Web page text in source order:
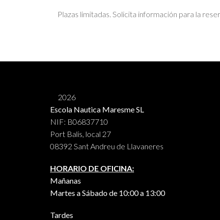
Plazas limitadas. Solicita información para la
2026
Escola Nautica Maresme SL
NIF: B06837710
Port Balis, local 27
08392 Sant Andreu de Llavaneres
HORARIO DE OFICINA:
Mañanas
Martes a Sábado de 10:00 a 13:00
Tardes